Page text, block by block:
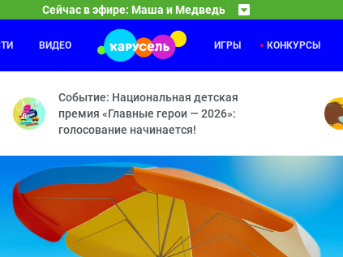
Сейчас в эфире: Маша и Медведь
— Сладкая жизнь — Ролики — Фотография 9 на 12 —
Ми-Ми-Мишки
Необитаемый остров — Гол — Мишка-невидимка —
ВИДЕО ИГРЫ КОНКУРСЫ
Событие: Национальная детская
премия «Главные герои — 2026»:
голосование начинается!